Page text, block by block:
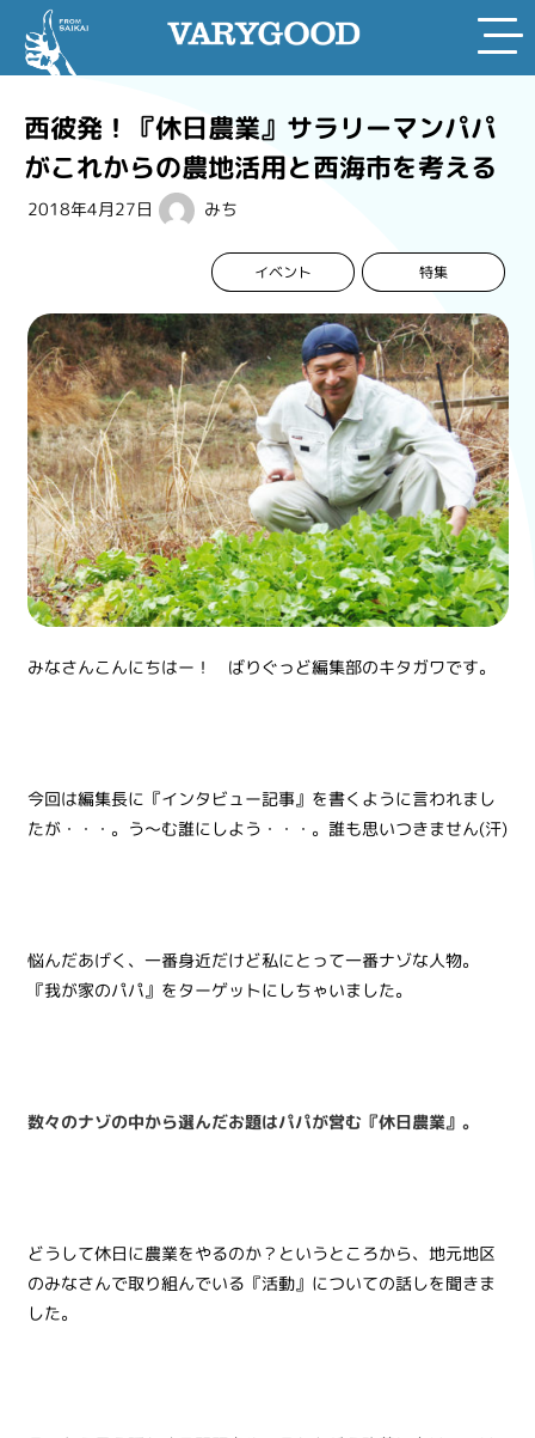
content
西彼発！『休日農業』サラリーマンパパ
がこれからの農地活用と西海市を考える
2018年4月27日 みち
イベント 特集
みなさんこんにちはー！ ばりぐっど編集部のキタガワです。
今回は編集長に『インタビュー記事』を書くように言われまし
たが・・・。う～む誰にしよう・・・。誰も思いつきません(汗)
悩んだあげく、一番身近だけど私にとって一番ナゾな人物。
『我が家のパパ』をターゲットにしちゃいました。
数々のナゾの中から選んだお題はパパが営む『休日農業』。
どうして休日に農業をやるのか？というところから、地元地区
のみなさんで取り組んでいる『活動』についての話しを聞きま
した。